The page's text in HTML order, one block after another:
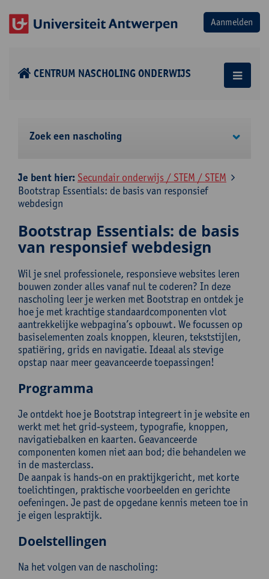
CENTRUM NASCHOLING ONDERWIJS
Zoek een nascholing
Je bent hier: Secundair onderwijs / STEM / STEM
Bootstrap Essentials: de basis van responsief
webdesign
Bootstrap Essentials: de basis
van responsief webdesign
Wil je snel professionele, responsieve websites leren
bouwen zonder alles vanaf nul te coderen? In deze
nascholing leer je werken met Bootstrap en ontdek je
hoe je met krachtige standaardcomponenten vlot
aantrekkelijke webpagina’s opbouwt. We focussen op
basiselementen zoals knoppen, kleuren, tekststijlen,
spatiëring, grids en navigatie. Ideaal als stevige
opstap naar meer geavanceerde toepassingen!
Programma
Je ontdekt hoe je Bootstrap integreert in je website en
werkt met het grid-systeem, typografie, knoppen,
navigatiebalken en kaarten. Geavanceerde
componenten komen niet aan bod; die behandelen we
in de masterclass.
De aanpak is hands-on en praktijkgericht, met korte
toelichtingen, praktische voorbeelden en gerichte
oefeningen. Je past de opgedane kennis meteen toe in
je eigen lespraktijk.
Doelstellingen
Na het volgen van de nascholing: